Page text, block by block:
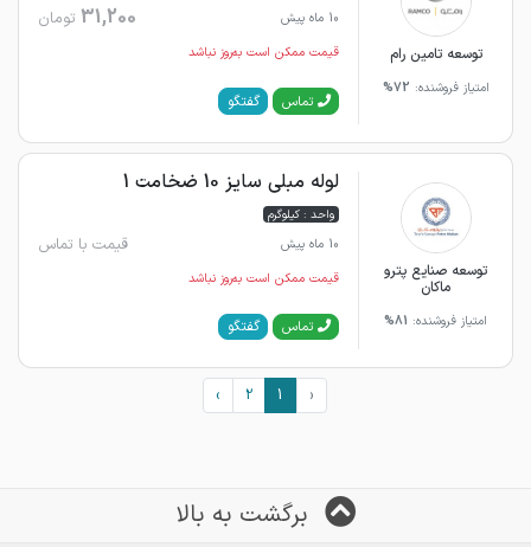
توسعه تامین رام
امتیاز فروشنده: 72%
10 ماه پیش
31,200 تومان
قیمت ممکن است به‌روز نباشد
تماس گفتگو
توسعه صنایع پترو
ماکان
امتیاز فروشنده: 81%
لوله مبلی سایز 10 ضخامت 1
واحد : کیلوگرم
10 ماه پیش
قیمت با تماس
قیمت ممکن است به‌روز نباشد
تماس گفتگو
‹
1
2
›
برگشت به بالا